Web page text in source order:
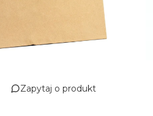
Zapytaj o produkt